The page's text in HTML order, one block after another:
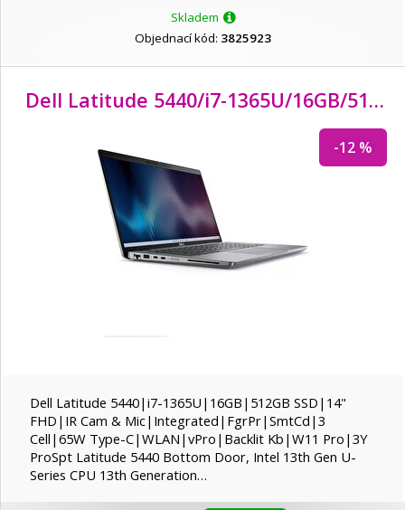
Skladem
Objednací kód: 3825923
Dell Latitude 5440/i7-1365U/16GB/512GB SSD/
-12 %
Dell Latitude 5440|i7-1365U|16GB|512GB SSD|14"
FHD|IR Cam & Mic|Integrated|FgrPr|SmtCd|3
Cell|65W Type-C|WLAN|vPro|Backlit Kb|W11 Pro|3Y
ProSpt Latitude 5440 Bottom Door, Intel 13th Gen U-
Series CPU 13th Generation…